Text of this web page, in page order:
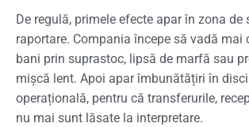
De regulă, primele efecte apar în zona de
raportare. Compania începe să vadă mai
bani prin suprastoc, lipsă de marfă sau
mișcă lent. Apoi apar îmbunătățiri în
operațională, pentru că transferurile,
nu mai sunt lăsate la interpretare.